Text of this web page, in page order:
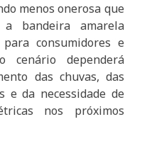
menos onerosa que
a bandeira amarela
consumidores e
cenário dependerá
das chuvas, das
e da necessidade de
nos próximos